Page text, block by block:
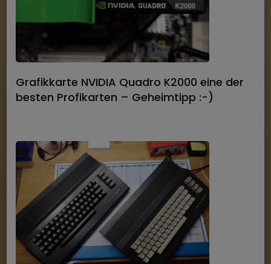
Grafikkarte NVIDIA Quadro K2000 eine der
besten Profikarten – Geheimtipp :-)